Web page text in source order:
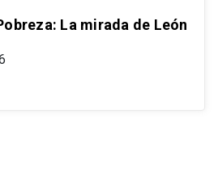
La mirada de León